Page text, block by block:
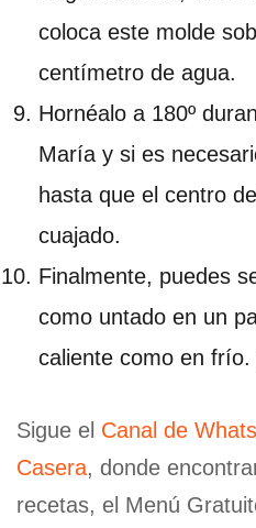
coloca este molde
centímetro de agua.
Hornéalo a 180º
María y si es
hasta que el centro
cuajado.
Finalmente, puedes
como untado en un
caliente como en
Sigue el Canal de
Casera, donde
recetas, el Menú